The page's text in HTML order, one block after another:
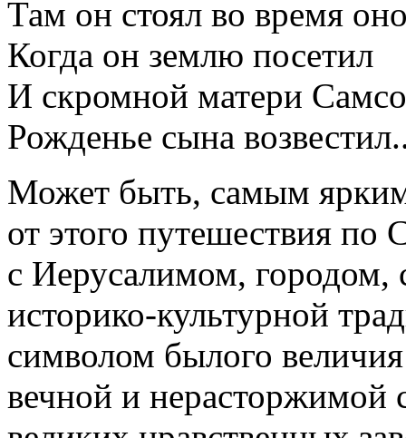
Там он стоял во время
Когда он землю посетил
И скромной матери
Рожденье сына
Может быть, самым
от этого путешествия по
с Иерусалимом,
историко-культурной
символом былого
вечной и нерасторжимой